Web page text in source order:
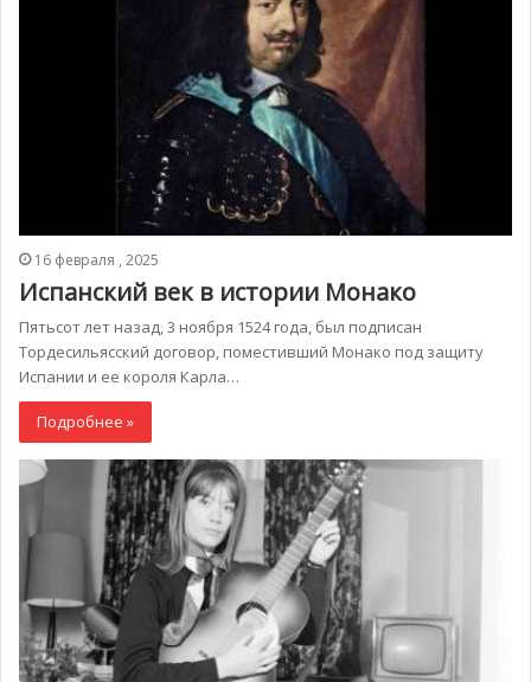
16 февраля , 2025
Испанский век в истории Монако
Пятьсот лет назад, 3 ноября 1524 года, был подписан
Тордесильясский договор, поместивший Монако под защиту
Испании и ее короля Карла…
Подробнее »